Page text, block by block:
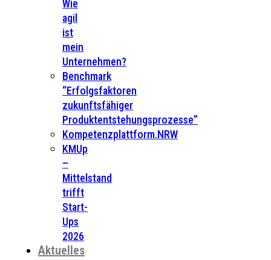
Wie
agil
ist
mein
Unternehmen?
Benchmark
“Erfolgsfaktoren
zukunftsfähiger
Produktentstehungsprozesse”
Kompetenzplattform.NRW
KMUp
–
Mittelstand
trifft
Start-
Ups
2026
Aktuelles